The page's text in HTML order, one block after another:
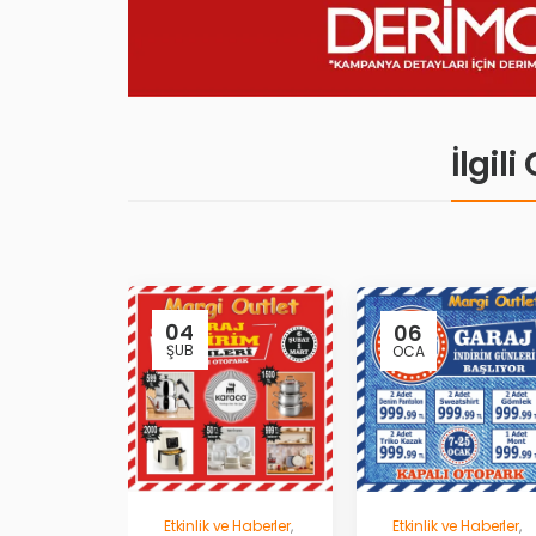
İlgili
04
ŞUB
Etkinlik ve Haberler,
06
OCA
Etkinlik ve Haberler,